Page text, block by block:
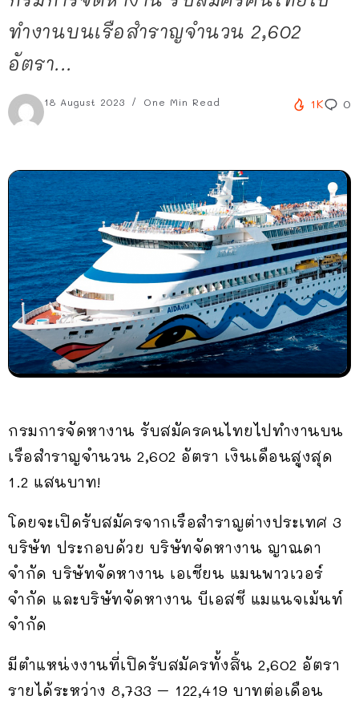
ทำงานบนเรือสำราญจำนวน 2,602
อัตรา...
18 August 2023 One Min Read 1K 0
กรมการจัดหางาน รับสมัครคนไทยไปทำงานบน
เรือสำราญจำนวน 2,602 อัตรา เงินเดือนสูงสุด
1.2 แสนบาท!
โดยจะเปิดรับสมัครจากเรือสำราญต่างประเทศ 3
บริษัท ประกอบด้วย บริษัทจัดหางาน ญาณดา
จำกัด บริษัทจัดหางาน เอเซียน แมนพาวเวอร์
จำกัด และบริษัทจัดหางาน บีเอสซี แมแนจเม้นท์
จำกัด
มีตำแหน่งงานที่เปิดรับสมัครทั้งสิ้น 2,602 อัตรา
รายได้ระหว่าง 8,733 – 122,419 บาทต่อเดือน